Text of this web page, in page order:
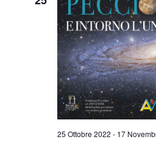
25 Ottobre 2022 - 17